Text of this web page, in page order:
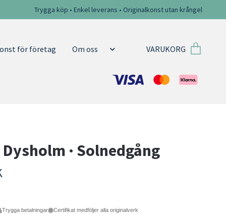
Trygga köp • Enkel leverans • Originalkonst utan krångel
för företag Om oss VARUKORG
· Solnedgång
Trygga betalningar
Certifikat medföljer alla originalverk